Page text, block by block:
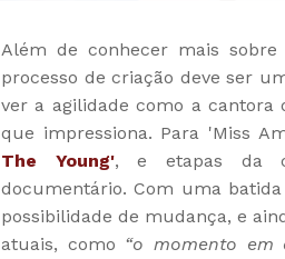
Além de conhecer mais sobre
processo de criação deve ser
ver a agilidade como a cantora
que impressiona. Para 'Miss
The Young', e etapas da
documentário. Com uma
possibilidade de mudança, e
atuais, como “o momento